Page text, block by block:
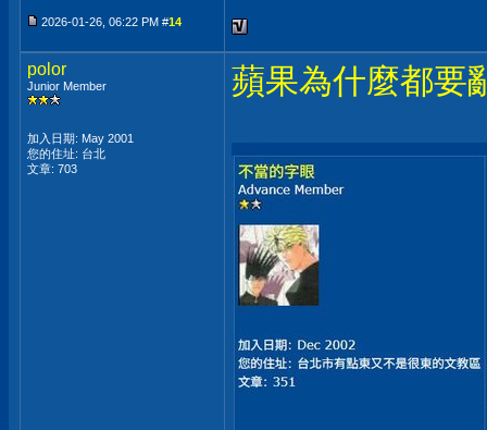
2026-01-26, 06:22 PM #14
polor
Junior Member
加入日期: May 2001
您的住址: 台北
文章: 703
蘋果為什麼都要